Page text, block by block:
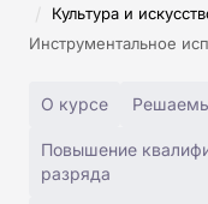
/ Культура и
Инструментальное
О курсе
Повышение
разряда